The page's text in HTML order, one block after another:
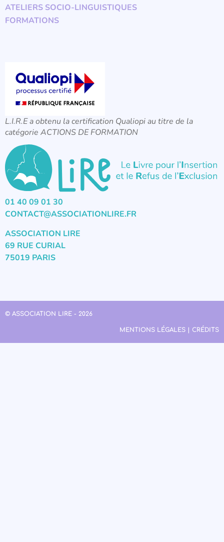
ATELIERS SOCIO-LINGUISTIQUES
FORMATIONS
L.I.R.E a obtenu la certification Qualiopi au titre de la
catégorie ACTIONS DE FORMATION
01 40 09 01 30
CONTACT@ASSOCIATIONLIRE.FR
ASSOCIATION LIRE
69 RUE CURIAL
75019 PARIS
© ASSOCIATION LIRE - 2026
MENTIONS LÉGALES | CRÉDITS